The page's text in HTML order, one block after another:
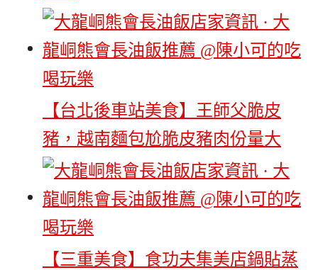
【台北後車站美食】王師父脆皮
豬，越南麵包尬脆皮豬肉份量大
【三重美食】食功夫集美店鍋貼蒸